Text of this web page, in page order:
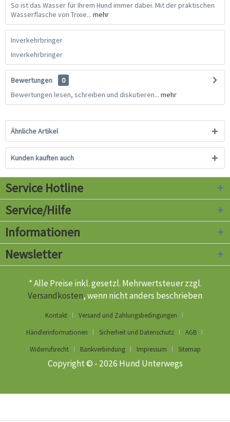
So ist das Wasser für Ihrem Hund immer dabei. Mit der praktischen
Wasserflasche von Trixie... mehr
Inverkehrbringer
Inverkehrbringer
Bewertungen
0
Bewertungen lesen, schreiben und diskutieren... mehr
Ähnliche Artikel
Kunden kauften auch
Service Hotline
Service/Hilfe
Informationen
Newsletter
* Alle Preise inkl. gesetzl. Mehrwertsteuer zzgl.
Versandkosten, wenn nicht anders beschrieben
Kontakt
Versand und Zahlungsbedingungen
Händlerinformationen
Sicherheit und Datenschutz
AGB
Widerrufsrecht
Bankverbindung Impressum Sitemap
Copyright © - 2026 Hund Unterwegs